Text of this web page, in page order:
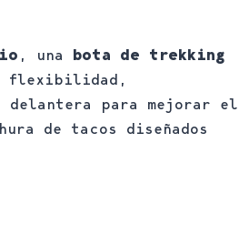
, una bota de trekking
flexibilidad,
delantera para mejorar el
de tacos diseñados